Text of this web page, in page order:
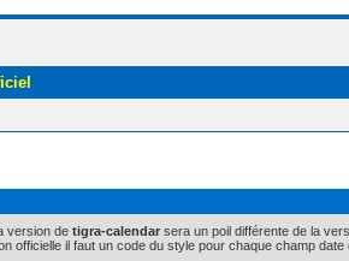
version detigra-calendar sera un poil différente de la
officielle il faut un code du style pour chaque champ date